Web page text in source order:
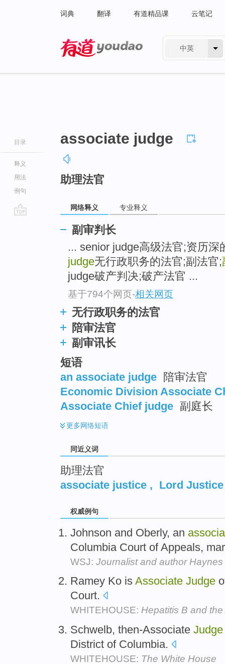
词典 翻译 有道精品课 云笔记
中英
目录
释义
用法
例句
associate judge
助理法官
网络释义 专业释义
副审判长
... senior judge高级法官;资历
judge无行政职务的法官;副法官;
judge破产判决;破产法官 ...
基于794个网页-相关网页
无行政职务的法官
陪审法官
副审讯长
短语
an associate judge
陪审法官
Economic Division Associate
Associate Chief judge 副庭长
更多网络短语
同近义词
助理法官
associate justice , Lord
权威例句
Johnson and Oberly, an
Columbia Court of Appeals,
WSJ: Journalist and author
Ramey Ko is Associate Judge
Court.
WHITEHOUSE: Hepatitis B and
Schwelb, then-Associate Judge
District of Columbia.
WHITEHOUSE: The White House